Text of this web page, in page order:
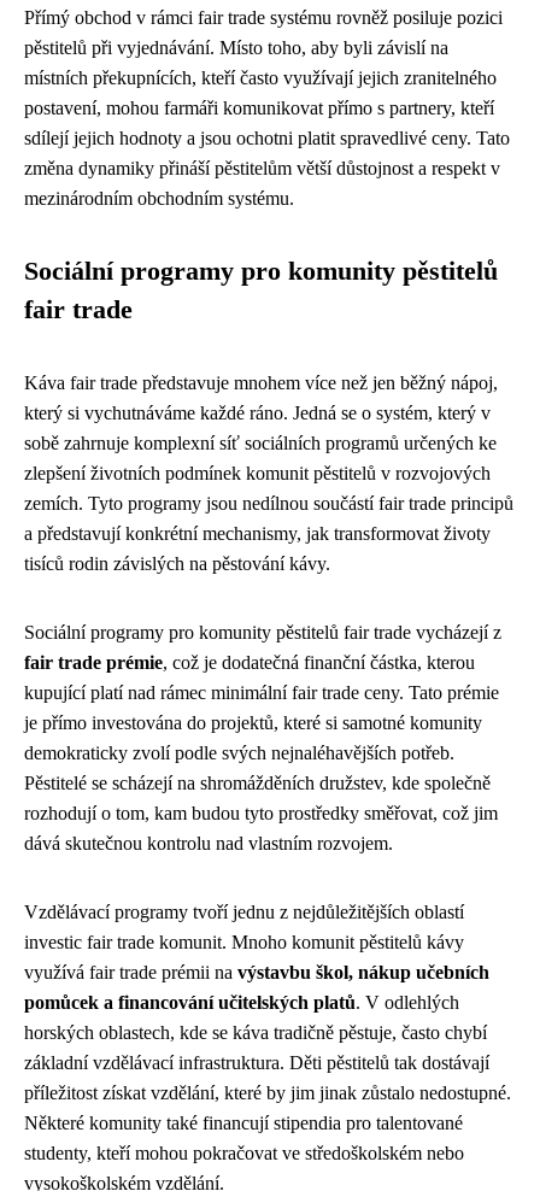
Přímý obchod v rámci fair trade systému rovněž posiluje pozici
pěstitelů při vyjednávání. Místo toho, aby byli závislí na
místních překupnících, kteří často využívají jejich zranitelného
postavení, mohou farmáři komunikovat přímo s partnery, kteří
sdílejí jejich hodnoty a jsou ochotni platit spravedlivé ceny. Tato
změna dynamiky přináší pěstitelům větší důstojnost a respekt v
mezinárodním obchodním systému.
Sociální programy pro komunity pěstitelů
fair trade
Káva fair trade představuje mnohem více než jen běžný nápoj,
který si vychutnáváme každé ráno. Jedná se o systém, který v
sobě zahrnuje komplexní síť sociálních programů určených ke
zlepšení životních podmínek komunit pěstitelů v rozvojových
zemích. Tyto programy jsou nedílnou součástí fair trade principů
a představují konkrétní mechanismy, jak transformovat životy
tisíců rodin závislých na pěstování kávy.
Sociální programy pro komunity pěstitelů fair trade vycházejí z
fair trade prémie, což je dodatečná finanční částka, kterou
kupující platí nad rámec minimální fair trade ceny. Tato prémie
je přímo investována do projektů, které si samotné komunity
demokraticky zvolí podle svých nejnaléhavějších potřeb.
Pěstitelé se scházejí na shromážděních družstev, kde společně
rozhodují o tom, kam budou tyto prostředky směřovat, což jim
dává skutečnou kontrolu nad vlastním rozvojem.
Vzdělávací programy tvoří jednu z nejdůležitějších oblastí
investic fair trade komunit. Mnoho komunit pěstitelů kávy
využívá fair trade prémii na výstavbu škol, nákup učebních
pomůcek a financování učitelských platů. V odlehlých
horských oblastech, kde se káva tradičně pěstuje, často chybí
základní vzdělávací infrastruktura. Děti pěstitelů tak dostávají
příležitost získat vzdělání, které by jim jinak zůstalo nedostupné.
Některé komunity také financují stipendia pro talentované
studenty, kteří mohou pokračovat ve středoškolském nebo
vysokoškolském vzdělání.